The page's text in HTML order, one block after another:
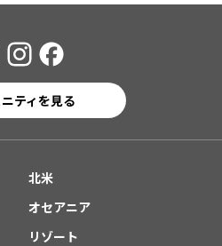
ティを見る
北米
オセアニア
リゾート